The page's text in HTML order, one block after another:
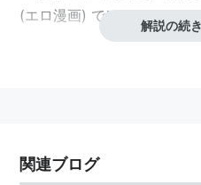
(エロ漫画) ではひとつのジ
解説の続
関連ブログ